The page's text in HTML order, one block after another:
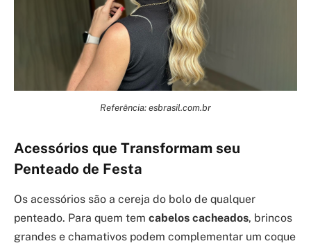
Referência: esbrasil.com.br
Acessórios que Transformam seu
Penteado de Festa
Os acessórios são a cereja do bolo de qualquer
penteado. Para quem tem cabelos cacheados, brincos
grandes e chamativos podem complementar um coque